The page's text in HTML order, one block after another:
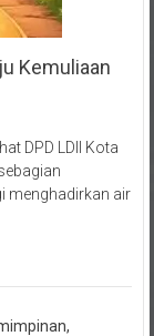
Kemuliaan
air
Realita